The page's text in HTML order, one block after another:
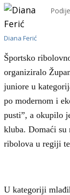
Diana Ferić
Športsko
organiziralo
juniore u
po modernom i
pusti”, a okupilo
kluba. Domaći
ribolova u regiji
U kategoriji